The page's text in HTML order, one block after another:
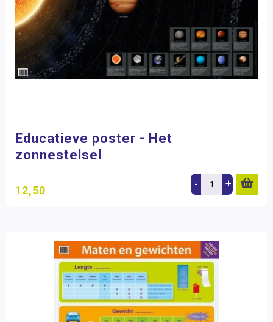
Educatieve poster - Het
zonnestelsel
12,50 - +